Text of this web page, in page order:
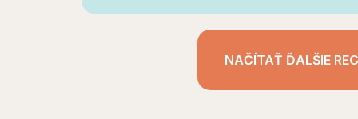
NAČÍTAŤ ĎALŠIE